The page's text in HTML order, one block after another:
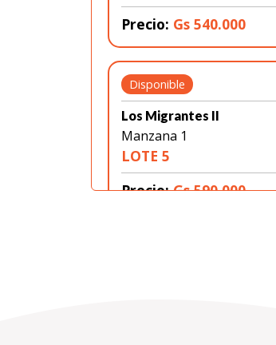
Precio: Gs 540.000
Disponible
Los Migrantes II
Manzana 1
LOTE 5
Precio:Gs 590.000